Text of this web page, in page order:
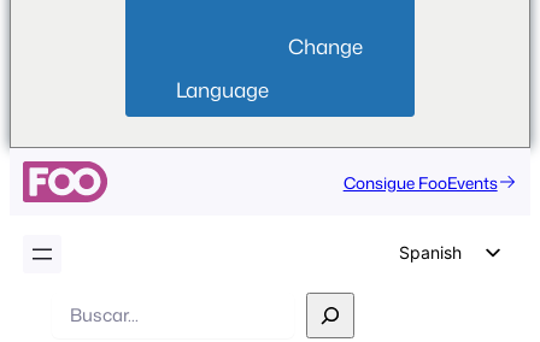
Language
Consigue FooEvents
Spanish
Buscar